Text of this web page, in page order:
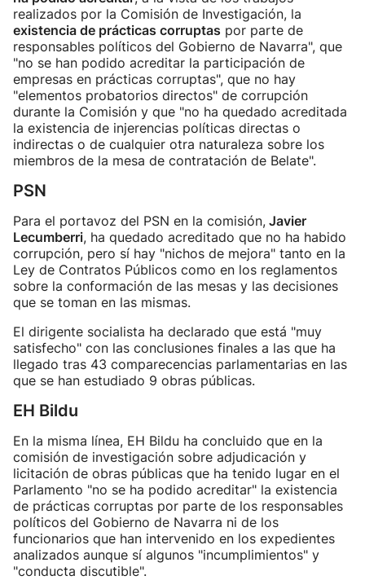
realizados por la Comisión de Investigación, la
existencia de prácticas corruptas por parte de
responsables políticos del Gobierno de Navarra", que
"no se han podido acreditar la participación de
empresas en prácticas corruptas", que no hay
"elementos probatorios directos" de corrupción
durante la Comisión y que "no ha quedado acreditada
la existencia de injerencias políticas directas o
indirectas o de cualquier otra naturaleza sobre los
miembros de la mesa de contratación de Belate".
PSN
Para el portavoz del PSN en la comisión, Javier
Lecumberri, ha quedado acreditado que no ha habido
corrupción, pero sí hay "nichos de mejora" tanto en la
Ley de Contratos Públicos como en los reglamentos
sobre la conformación de las mesas y las decisiones
que se toman en las mismas.
El dirigente socialista ha declarado que está "muy
satisfecho" con las conclusiones finales a las que ha
llegado tras 43 comparecencias parlamentarias en las
que se han estudiado 9 obras públicas.
EH Bildu
En la misma línea, EH Bildu ha concluido que en la
comisión de investigación sobre adjudicación y
licitación de obras públicas que ha tenido lugar en el
Parlamento "no se ha podido acreditar" la existencia
de prácticas corruptas por parte de los responsables
políticos del Gobierno de Navarra ni de los
funcionarios que han intervenido en los expedientes
analizados aunque sí algunos "incumplimientos" y
"conducta discutible".